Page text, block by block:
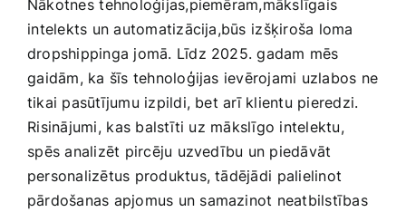
Nākotnes ⁤tehnoloģijas,piemēram,mākslīgais
⁢intelekts un automatizācija,būs⁣ izšķiroša loma
dropshippinga jomā. Līdz 2025. ​gadam mēs
⁢gaidām, ka šīs tehnoloģijas‍ ievērojami uzlabos ne
tikai pasūtījumu izpildi, bet​ arī klientu pieredzi.
⁣Risinājumi,⁣ kas balstīti uz ‍mākslīgo intelektu,
⁣spēs analizēt pircēju uzvedību un‌ piedāvāt
personalizētus produktus, tādējādi⁤ palielinot
‌pārdošanas apjomus un samazinot neatbilstības